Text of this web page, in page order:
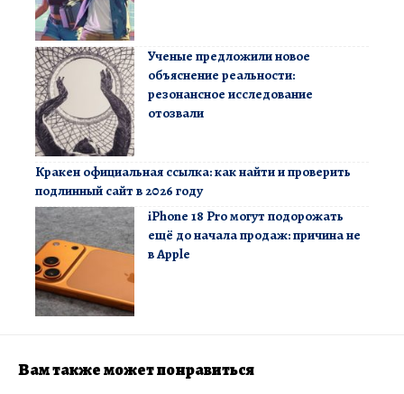
Ученые предложили новое
объяснение реальности:
резонансное исследование
отозвали
Кракен официальная ссылка: как найти и проверить
подлинный сайт в 2026 году
iPhone 18 Pro могут подорожать
ещё до начала продаж: причина не
в Apple
Вам также может понравиться